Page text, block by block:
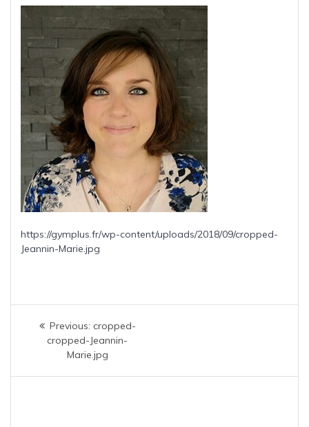
https://gymplus.fr/wp-content/uploads/2018/09/cropped-
Jeannin-Marie.jpg
Navigation
l’article
Previous: Previous
post:
cropped-
cropped-Jeannin-
Marie.jpg